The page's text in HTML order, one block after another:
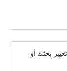
بحثك أو